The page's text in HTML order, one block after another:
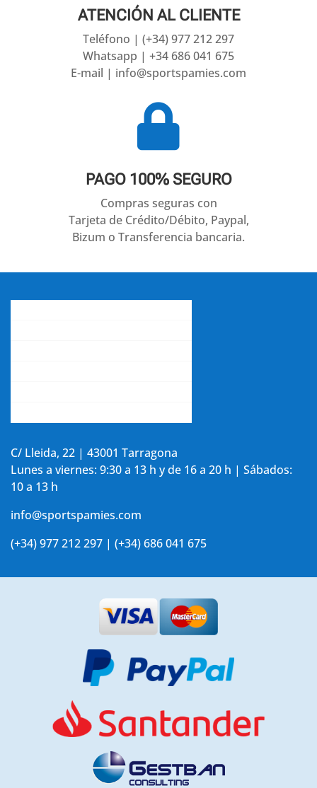
ATENCIÓN AL CLIENTE
Teléfono | (+34) 977 212 297
Whatsapp | +34 686 041 675
E-mail | info@sportspamies.com

PAGO 100% SEGURO
Compras seguras con
Tarjeta de Crédito/Débito, Paypal,
Bizum o Transferencia bancaria.
C/ Lleida, 22 | 43001 Tarragona
Lunes a viernes: 9:30 a 13 h y de 16 a 20 h | Sábados:
10 a 13 h
info@sportspamies.com
(+34) 977 212 297 | (+34) 686 041 675